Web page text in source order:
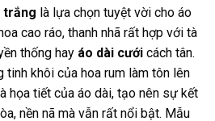
trắng là lựa chọn tuyệt vời cho áo
cao ráo, thanh nhã rất hợp với tà
thống hay áo dài cướicách tân.
tinh khôi của hoa rum làm tôn lên
họa tiết của áo dài, tạo nên sự kết
nền nã mà vẫn rất nổi bật. Mẫu